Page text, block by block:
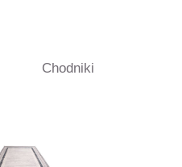
Chodniki